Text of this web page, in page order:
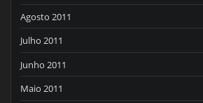
Agosto 2011
Julho 2011
Junho 2011
Maio 2011